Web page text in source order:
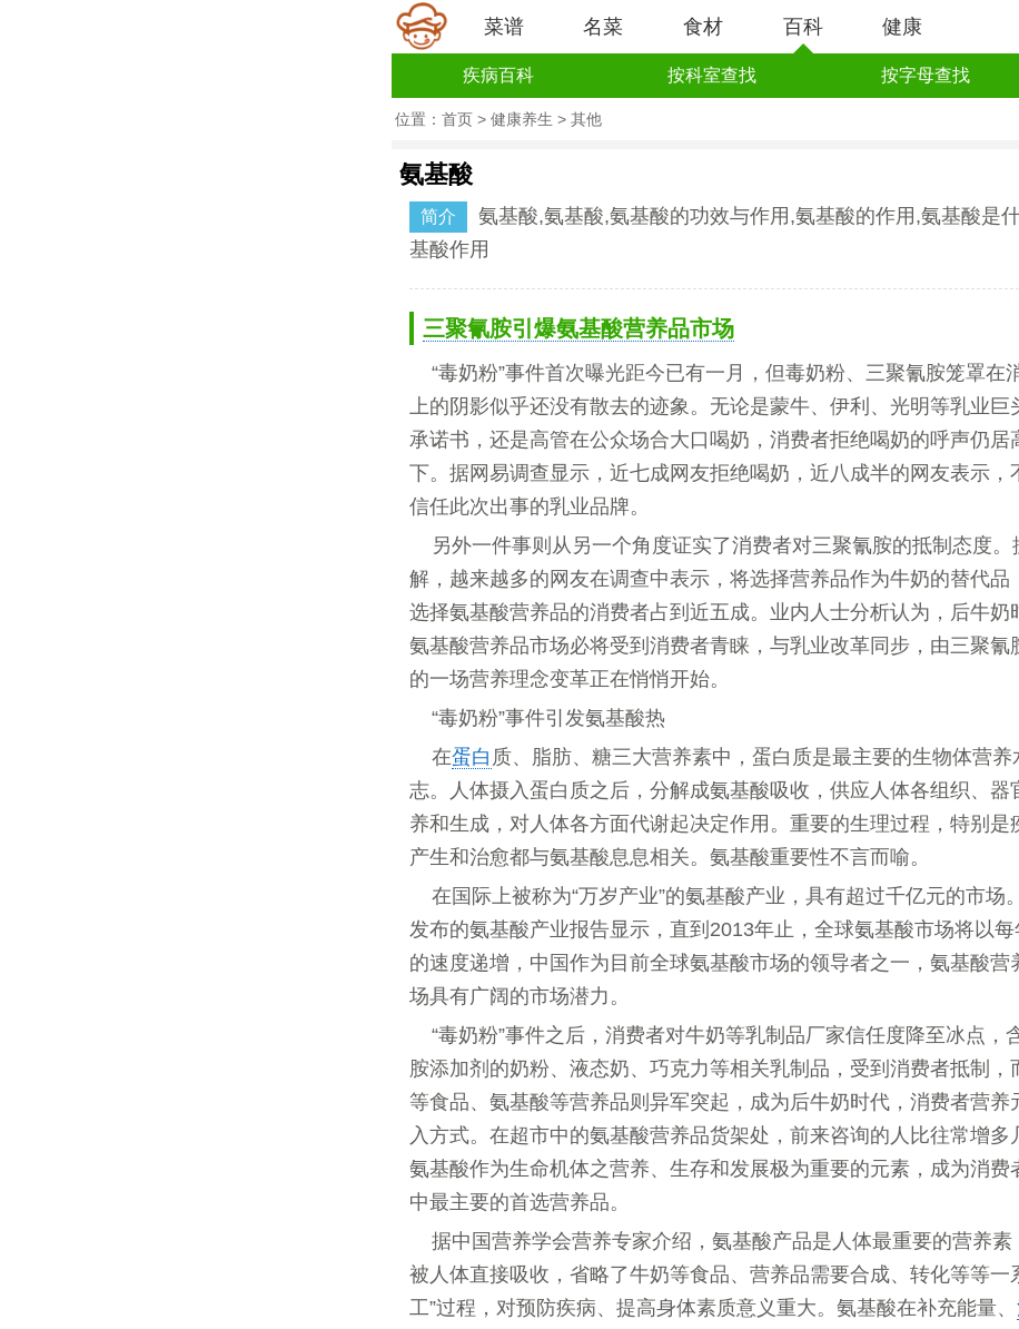
菜谱 名菜 食材 百科 健康
疾病百科 按科室查找 按字母查找
位置： 首页 > 健康养生 > 其他
氨基酸
简介
氨基酸,氨基酸,氨基酸的功效与作用,氨基酸的作用,氨基酸是
基酸作用
三聚氰胺引爆氨基酸营养品市场
“毒奶粉”事件首次曝光距今已有一月，但毒奶粉、三聚氰胺笼罩在
上的阴影似乎还没有散去的迹象。无论是蒙牛、伊利、光明等乳业巨
承诺书，还是高管在公众场合大口喝奶，消费者拒绝喝奶的呼声仍居
下。据网易调查显示，近七成网友拒绝喝奶，近八成半的网友表示，
信任此次出事的乳业品牌。
另外一件事则从另一个角度证实了消费者对三聚氰胺的抵制态度。
解，越来越多的网友在调查中表示，将选择营养品作为牛奶的替代品
选择氨基酸营养品的消费者占到近五成。业内人士分析认为，后牛奶
氨基酸营养品市场必将受到消费者青睐，与乳业改革同步，由三聚氰
的一场营养理念变革正在悄悄开始。
“毒奶粉”事件引发氨基酸热
在蛋白 质、脂肪、糖三大营养素中，蛋白质是最主要的生物体营养
志。人体摄入蛋白质之后，分解成氨基酸吸收，供应人体各组织、器
养和生成，对人体各方面代谢起决定作用。重要的生理过程，特别是
产生和治愈都与氨基酸息息相关。氨基酸重要性不言而喻。
在国际上被称为“万岁产业”的氨基酸产业，具有超过千亿元的市场
发布的氨基酸产业报告显示，直到2013年止，全球氨基酸市场将以
的速度递增，中国作为目前全球氨基酸市场的领导者之一，氨基酸营
场具有广阔的市场潜力。
“毒奶粉”事件之后，消费者对牛奶等乳制品厂家信任度降至冰点，
胺添加剂的奶粉、液态奶、巧克力等相关乳制品，受到消费者抵制，
等食品、氨基酸等营养品则异军突起，成为后牛奶时代，消费者营养
入方式。在超市中的氨基酸营养品货架处，前来咨询的人比往常增多
氨基酸作为生命机体之营养、生存和发展极为重要的元素，成为消费
中最主要的首选营养品。
据中国营养学会营养专家介绍，氨基酸产品是人体最重要的营养素
被人体直接吸收，省略了牛奶等食品、营养品需要合成、转化等等一
工”过程，对预防疾病、提高身体素质意义重大。氨基酸在补充能量、